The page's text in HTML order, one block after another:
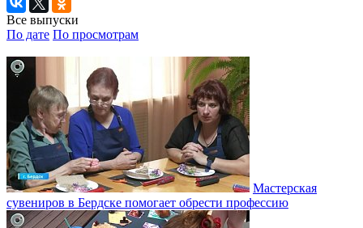
Все выпуски
По дате По просмотрам
Мастерская
сувениров в Бердске помогает обрести профессию